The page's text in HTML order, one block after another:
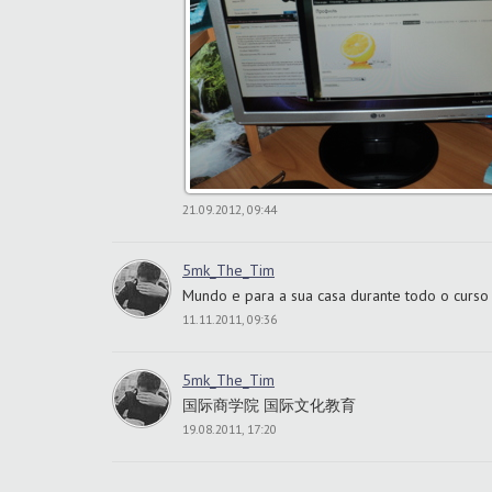
21.09.2012, 09:44
5mk_The_Tim
Mundo e para a sua casa durante todo o
11.11.2011, 09:36
5mk_The_Tim
国际商学院 国际文化教育
19.08.2011, 17:20